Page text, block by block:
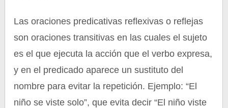
Las oraciones predicativas reflexivas o reflejas
son oraciones transitivas en las cuales el sujeto
es el que ejecuta la acción que el verbo expresa,
y en el predicado aparece un sustituto del
nombre para evitar la repetición. Ejemplo: “El
niño se viste solo”, que evita decir “El niño viste